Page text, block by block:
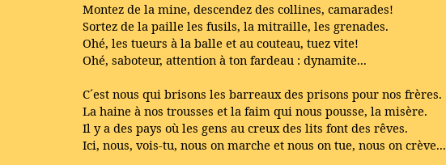
Montez de la mine, descendez des collines, camarades!
Sortez de la paille les fusils, la mitraille, les grenades.
Ohé, les tueurs à la balle et au couteau, tuez vite!
Ohé, saboteur, attention à ton fardeau : dynamite...
C´est nous qui brisons les barreaux des prisons pour nos frères.
La haine à nos trousses et la faim qui nous pousse, la misère.
Il y a des pays où les gens au creux des lits font des rêves.
Ici, nous, vois-tu, nous on marche et nous on tue, nous on crève...